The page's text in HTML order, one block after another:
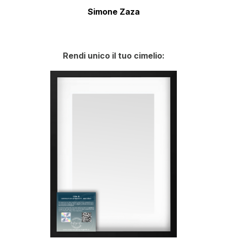
Simone Zaza
Rendi unico il tuo cimelio: